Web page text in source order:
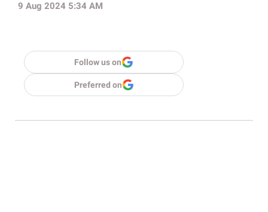
9 Aug 2024 5:34 AM
Follow us on
Preferred on